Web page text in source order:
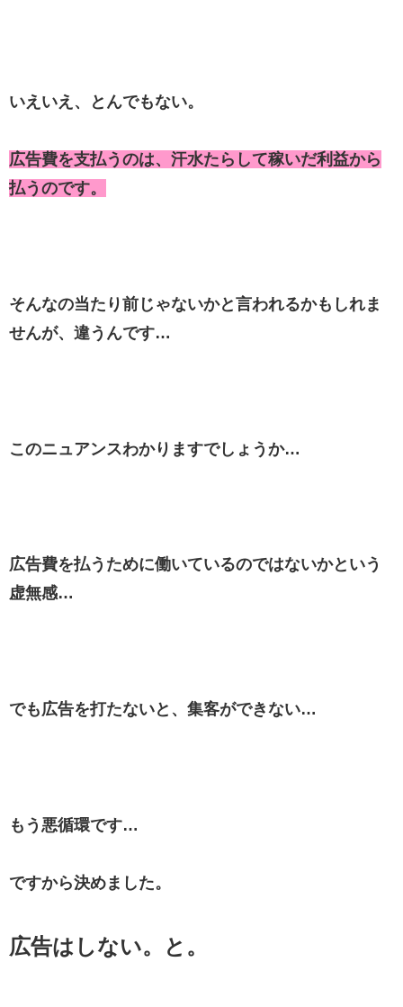
いえいえ、とんでもない。
広告費を支払うのは、汗水たらして稼いだ利益から
払うのです。
そんなの当たり前じゃないかと言われるかもしれま
せんが、違うんです…
このニュアンスわかりますでしょうか…
広告費を払うために働いているのではないかという
虚無感…
でも広告を打たないと、集客ができない…
もう悪循環です…
ですから決めました。
広告はしない。と。